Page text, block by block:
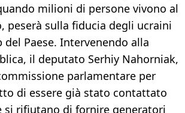
milioni di persone vivono al
peserà sulla fiducia degli ucraini
del Paese. Intervenendo alla
il deputato Serhiy Nahorniak,
parlamentare per
di essere già stato contattato
si rifiutano di fornire generatori